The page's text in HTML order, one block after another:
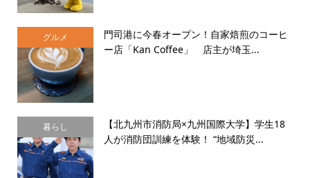
グルメ
門司港に今春オープン！自家焙煎のコーヒ
ー店「Kan Coffee」 店主が埼玉...
暮らし
【北九州市消防局×九州国際大学】学生18
人が消防団訓練を体験！ “地域防災...